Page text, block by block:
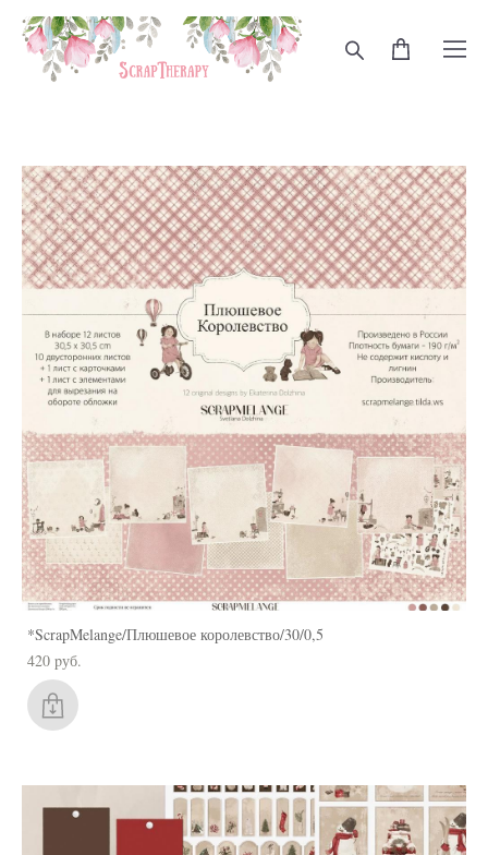
*ScrapMelange/Плюшевое королевство/30/0,5
420 pуб.